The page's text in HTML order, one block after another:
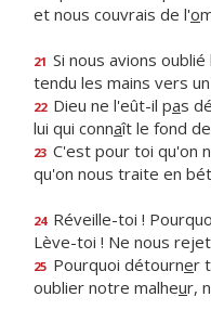
et nous couvrais de l'o
21 Si nous avions oublié
tendu les mains vers
22 Dieu ne l'eût-il pas
lui qui connaît le fond
23 C'est pour toi qu'on
qu'on nous traite en bét
24 Réveille-toi !
Lève-toi ! Ne nous
25 Pourquoi détourner
oublier notre malheur,